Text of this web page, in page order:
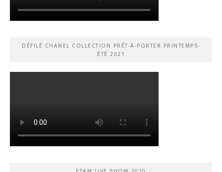
DÉFILÉ CHANEL COLLECTION PRÊT-À-PORTER PRINTEMPS-
ÉTÉ 2021